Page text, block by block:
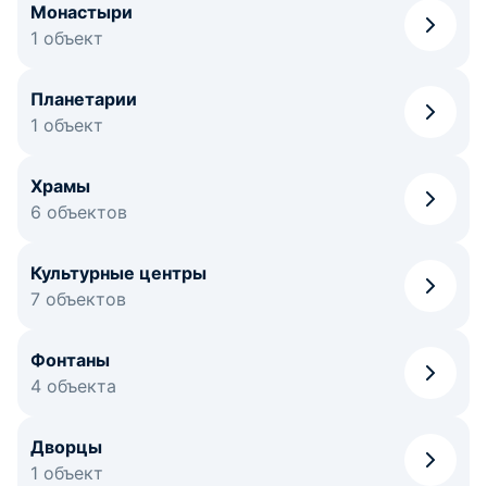
Монастыри
1 объект
Планетарии
1 объект
Храмы
6 объектов
Культурные центры
7 объектов
Фонтаны
4 объекта
Дворцы
1 объект